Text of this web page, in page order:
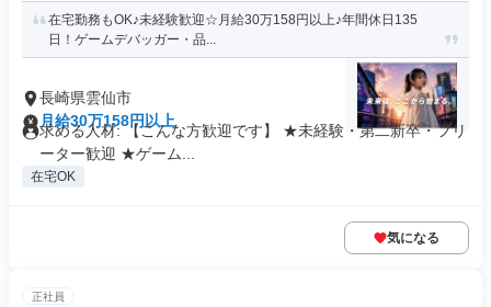
在宅勤務もOK♪未経験歓迎☆月給30万158円以上♪年間休日135
日！ゲームデバッガー・品...
長崎県雲仙市
月給30万158円以上
求める人材: 【こんな方歓迎です】 ★未経験・第二新卒・フリ
ーター歓迎 ★ゲーム...
在宅OK
気になる
正社員